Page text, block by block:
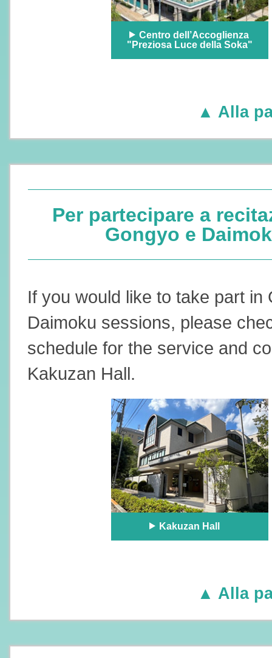
Centro dell’Accoglienza
"Preziosa Luce della Soka"
▲ Alla
Per partecipare a
Gongyo e
If you would like to take part in
Daimoku sessions, please
schedule for the service and
Kakuzan Hall.
Kakuzan Hall
▲ Alla